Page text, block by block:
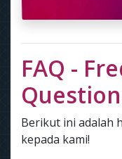
FAQ -
Berikut ini adalah
kepada kami!